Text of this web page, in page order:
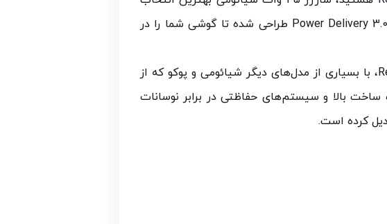
شماست. این محصول با توان 45 وات و پشتیبانی از فناوری‌های Quick Charge 4.0 و Power Delivery 3.0 طراحی شده تا گوشی شما را در
شارژر به همراه کابل اصلی Type-C عرضه می‌شود و علاوه بر گوشی Redmi Note 14 Pro، با بسیاری از مدل‌های دیگر شیائومی و پوکو که از
ساخت بالا و سیستم‌های حفاظتی در برابر نوسانات
کرده است.